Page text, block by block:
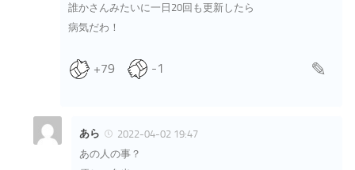
誰かさんみたいに一日20回も更新したら
病気だわ！
+79 -1
あら
2022-04-02 19:47
あの人の事？